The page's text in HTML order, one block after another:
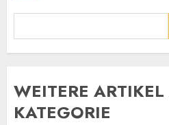
WEITERE
KATEGORIE